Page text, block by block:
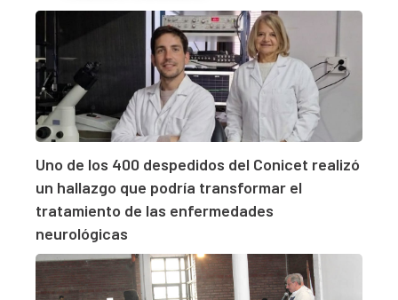
Uno de los 400 despedidos del Conicet realizó
un hallazgo que podría transformar el
tratamiento de las enfermedades
neurológicas